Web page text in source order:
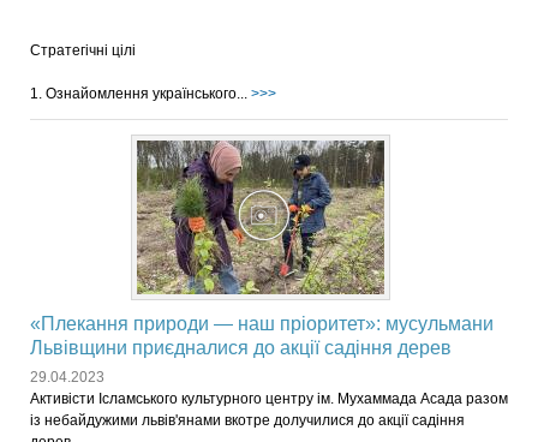
Стратегічні цілі
1. Ознайомлення українського... >>>
«Плекання природи — наш пріоритет»: мусульмани
Львівщини приєдналися до акції садіння дерев
29.04.2023
Активісти Ісламського культурного центру ім. Мухаммада Асада разом
із небайдужими львів'янами вкотре долучилися до акції садіння